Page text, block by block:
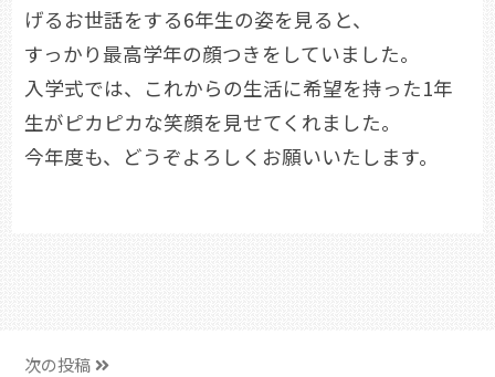
げるお世話をする6年生の姿を見ると、
すっかり最高学年の顔つきをしていました。
入学式では、これからの生活に希望を持った1年
生がピカピカな笑顔を見せてくれました。
今年度も、どうぞよろしくお願いいたします。
次の投稿